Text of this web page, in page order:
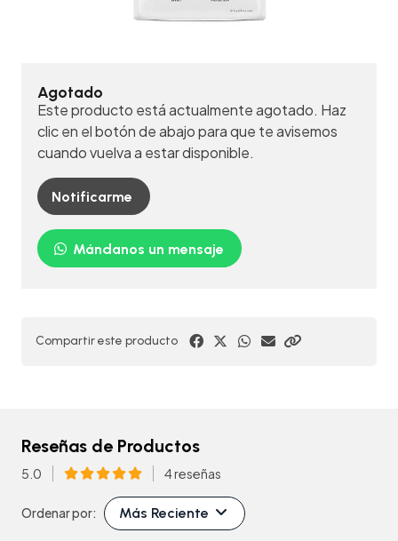
Agotado
Este producto está actualmente agotado. Haz
clic en el botón de abajo para que te avisemos
cuando vuelva a estar disponible.
Notificarme
Mándanos un mensaje
Compartir este producto
Reseñas de Productos
5.0 4 reseñas
Ordenar por: Más Reciente